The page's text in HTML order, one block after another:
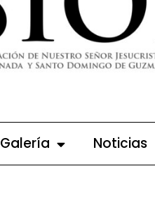
Galería Noticias